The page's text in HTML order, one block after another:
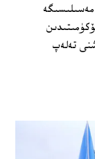
مەسىلىسىگە
تەلەپ